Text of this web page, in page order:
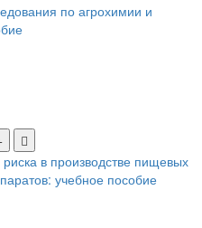
по агрохимии и